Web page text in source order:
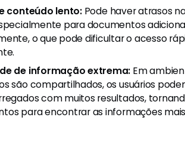
conteúdo lento:Pode haver atrasos
para documentos
o que pode dificultar o acesso
de informação extrema: Em
são compartilhados, os usuários
com muitos resultados,
para encontrar as informações